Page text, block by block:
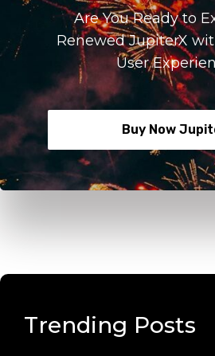
Are You Ready to
Renewed JupiterX
User
Buy Now
Trending Posts